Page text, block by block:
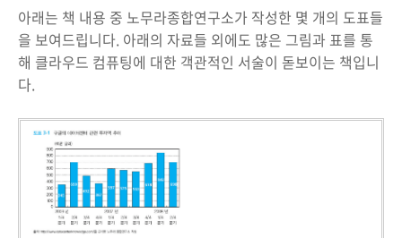
아래는 책 내용 중 노무라종합연구소가 작성한 몇 개의 도표들
을 보여드립니다. 아래의 자료들 외에도 많은 그림과 표를 통
해 클라우드 컴퓨팅에 대한 객관적인 서술이 돋보이는 책입니
다.